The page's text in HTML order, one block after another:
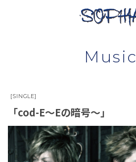
Music
[SINGLE]
「cod-E〜Eの暗号〜」